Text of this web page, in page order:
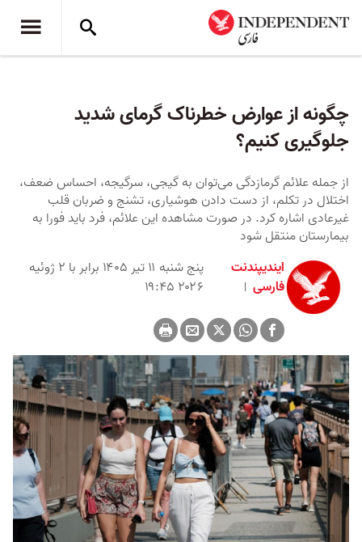
چگونه از عوارض خطرناک گرمای شدید
جلوگیری کنیم؟
از جمله علائم گرمازدگی می‌توان به گیجی، سرگیجه، احساس ضعف،
اختلال در تکلم، از دست دادن هوشیاری، تشنج و ضربان قلب
غیرعادی اشاره کرد. در صورت مشاهده این علائم، فرد باید فورا به
بیمارستان منتقل شود
ایندیپندنت
فارسی
پنج شنبه ۱۱ تیر ۱۴۰۵ برابر با ۲ ژوئیه
۲۰۲۶ ۱۹:۴۵